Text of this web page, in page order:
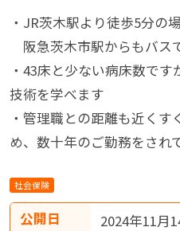
・JR茨木駅より徒歩5分の
阪急茨木市駅からもバス
・43床と少ない病床数で
技術を学べます
・管理職との距離も近く
め、数十年のご勤務をされ
社会保険
公開日
2024年11月